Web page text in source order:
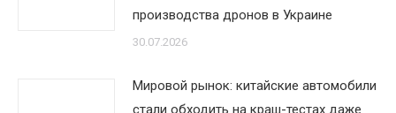
производства дронов в Украине
30.07.2026
Мировой рынок: китайские автомобили
стали обходить на краш-тестах даже